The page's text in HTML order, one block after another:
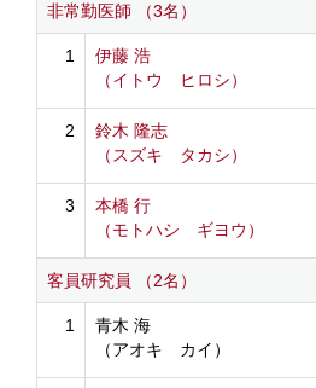
非常勤医師 （3名）
1
伊藤 浩
（イトウ ヒロシ）
2
鈴木 隆志
（スズキ タカシ）
3
本橋 行
（モトハシ ギヨウ）
客員研究員 （2名）
1
青木 海
（アオキ カイ）